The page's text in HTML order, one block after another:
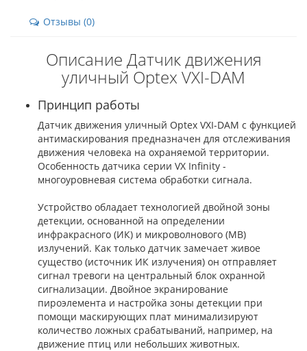
Отзывы (0)
Описание Датчик движения
уличный Optex VXI-DAM
Принцип работы
Датчик движения уличный Optex VXI-DAM с функцией
антимаскирования предназначен для отслеживания
движения человека на охраняемой территории.
Особенность датчика серии VX Infinity -
многоуровневая система обработки сигнала.
Устройство обладает технологией двойной зоны
детекции, основанной на определении
инфракрасного (ИК) и микроволнового (МВ)
излучений. Как только датчик замечает живое
существо (источник ИК излучения) он отправляет
сигнал тревоги на центральный блок охранной
сигнализации. Двойное экранирование
пироэлемента и настройка зоны детекции при
помощи маскирующих плат минимализируют
количество ложных срабатываний, например, на
движение птиц или небольших животных.